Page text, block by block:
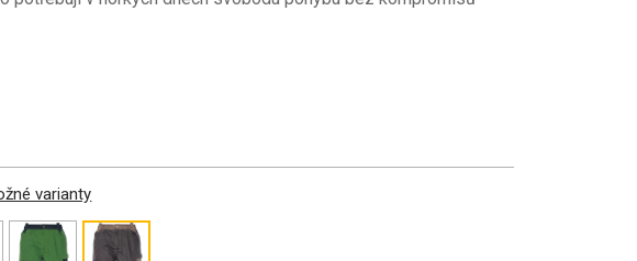
varianty